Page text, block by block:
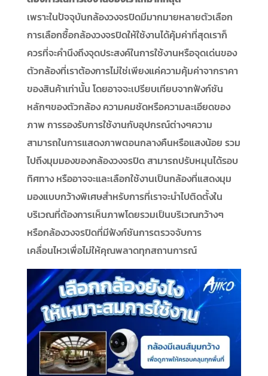
เพราะในปัจจุบันกล้องวงจรปิดมีมากมายหลายตัวเลือก
การเลือกซื้อกล้องวงจรปิดให้ใช้งานได้คุ้มค่าที่สุดเราก็
ควรที่จะคำนึงถึงจุดประสงค์ในการใช้งานหรือจุดเด่นของ
ตัวกล้องที่เราต้องการไม่ใช่เพียงแค่ความคุ้มค่าจากราคา
ของสินค้าเท่านั้น โดยอาจจะเปรียบเทียบจากฟังก์ชัน
หลักๆของตัวกล้อง ความคมชัดหรือความละเอียดของ
ภาพ การรองรับการใช้งานกับอุปกรณ์ต่างๆความ
สามารถในการแสดงภาพตอนกลางคืนหรือแสงน้อย รวม
ไปถึงมุมมองของกล้องวงจรปิด สามารถปรับหมุนได้รอบ
ทิศทาง หรืออาจจะและเลือกใช้งานเป็นกล้องที่แสดงมุม
มองแบบกว้างพิเศษสำหรับการที่เราจะนำไปติดตั้งใน
บริเวณที่ต้องการเห็นภาพโดยรวมเป็นบริเวณกว้างๆ
หรือกล้องวงจรปิดที่มีฟังก์ชันการตรวจจับการ
เคลื่อนไหวเพื่อไม่ให้คุณพลาดทุกสถานการณ์